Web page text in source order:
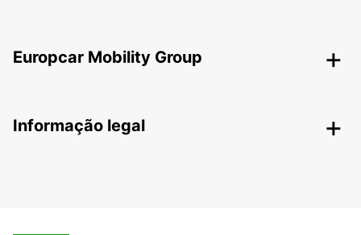
Europcar Mobility Group
Informação legal